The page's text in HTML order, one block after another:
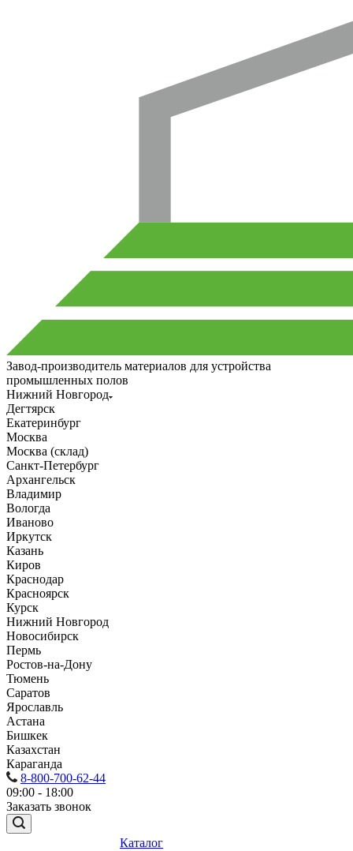
Завод-производитель материалов для устройства
промышленных полов
Нижний Новгород
Дегтярск
Екатеринбург
Москва
Москва (склад)
Санкт-Петербург
Архангельск
Владимир
Вологда
Иваново
Иркутск
Казань
Киров
Краснодар
Красноярск
Курск
Нижний Новгород
Новосибирск
Пермь
Ростов-на-Дону
Тюмень
Саратов
Ярославль
Астана
Бишкек
Казахстан
Караганда
8-800-700-62-44
09:00 - 18:00
Заказать звонок
Каталог